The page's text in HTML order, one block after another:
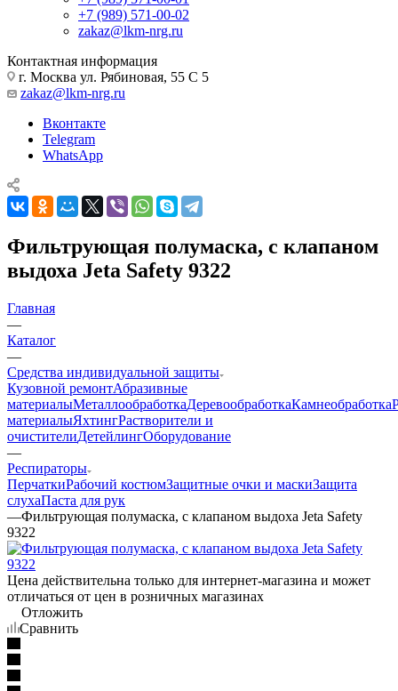
+7 (989) 571-00-02
zakaz@lkm-nrg.ru
Контактная информация
г. Москва ул. Рябиновая, 55 С 5
zakaz@lkm-nrg.ru
Вконтакте
Telegram
WhatsApp
Фильтрующая полумаска, с клапаном
выдоха Jeta Safety 9322
Главная
—
Каталог
—
Средства индивидуальной защиты
Кузовной ремонтАбразивные
материалыМеталлообработкаДеревообработкаКамнеобработка
материалыЯхтингРастворители и
очистителиДетейлингОборудование
—
Респираторы
ПерчаткиРабочий костюмЗащитные очки и маскиЗащита
слухаПаста для рук
—Фильтрующая полумаска, с клапаном выдоха Jeta Safety
9322
Цена действительна только для интернет-магазина и может
отличаться от цен в розничных магазинах
Отложить
Сравнить